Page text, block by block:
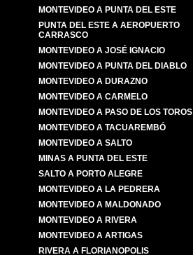
MONTEVIDEO A PUNTA DEL ESTE
PUNTA DEL ESTE A AEROPUERTO
CARRASCO
MONTEVIDEO A JOSÉ IGNACIO
MONTEVIDEO A PUNTA DEL DIABLO
MONTEVIDEO A DURAZNO
MONTEVIDEO A CARMELO
MONTEVIDEO A PASO DE LOS TOROS
MONTEVIDEO A TACUAREMBÓ
MONTEVIDEO A SALTO
MINAS A PUNTA DEL ESTE
SALTO A PORTO ALEGRE
MONTEVIDEO A LA PEDRERA
MONTEVIDEO A MALDONADO
MONTEVIDEO A RIVERA
MONTEVIDEO A ARTIGAS
RIVERA A FLORIANOPOLIS